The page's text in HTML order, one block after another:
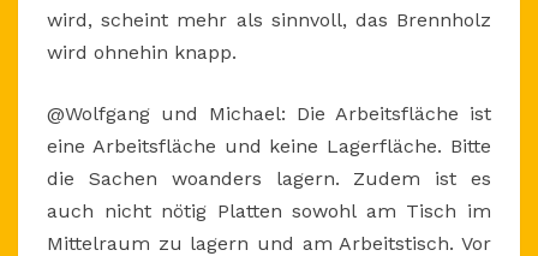
wird, scheint mehr als sinnvoll, das Brennholz
wird ohnehin knapp.
@Wolfgang und Michael: Die Arbeitsfläche ist
eine Arbeitsfläche und keine Lagerfläche. Bitte
die Sachen woanders lagern. Zudem ist es
auch nicht nötig Platten sowohl am Tisch im
Mittelraum zu lagern und am Arbeitstisch. Vor